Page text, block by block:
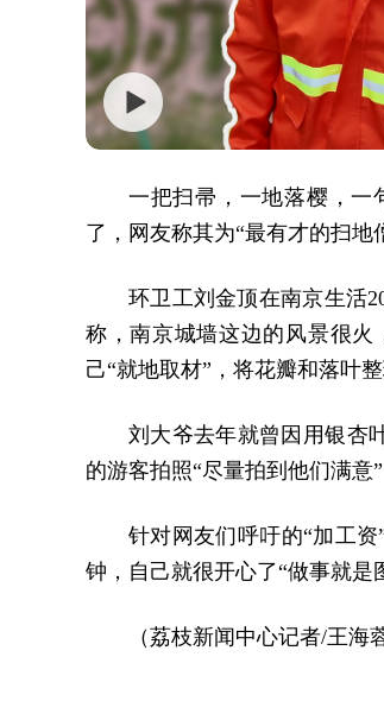
一把扫帚，一地落樱，一
了，网友称其为“最有才的扫地
环卫工刘金顶在南京生活
称，南京城墙这边的风景很火
己“就地取材”，将花瓣和落叶
刘大爷去年就曾因用银杏
的游客拍照“尽量拍到他们满意
针对网友们呼吁的“加工
钟，自己就很开心了“做事就是
（荔枝新闻中心记者/王